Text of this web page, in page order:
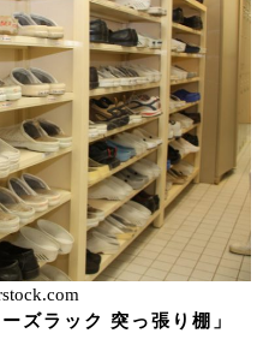
ズラック 突っ張り棚」